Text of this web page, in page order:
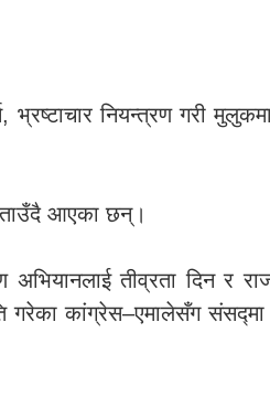
नियन्त्रण गरी
आएका छन्।
अभियानलाई तीव्रता दिन र
कांग्रेस–एमालेसँग संसद्मा